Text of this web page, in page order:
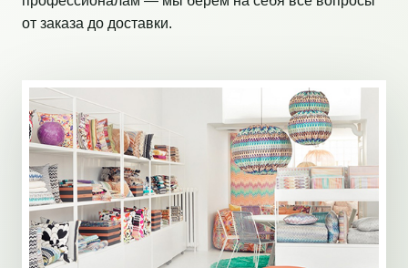
от заказа до доставки.